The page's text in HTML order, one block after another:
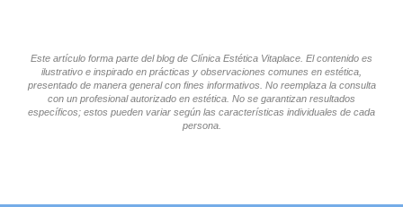
Este artículo forma parte del blog de Clínica Estética Vitaplace. El contenido es
ilustrativo e inspirado en prácticas y observaciones comunes en estética,
presentado de manera general con fines informativos. No reemplaza la consulta
con un profesional autorizado en estética. No se garantizan resultados
específicos; estos pueden variar según las características individuales de cada
persona.